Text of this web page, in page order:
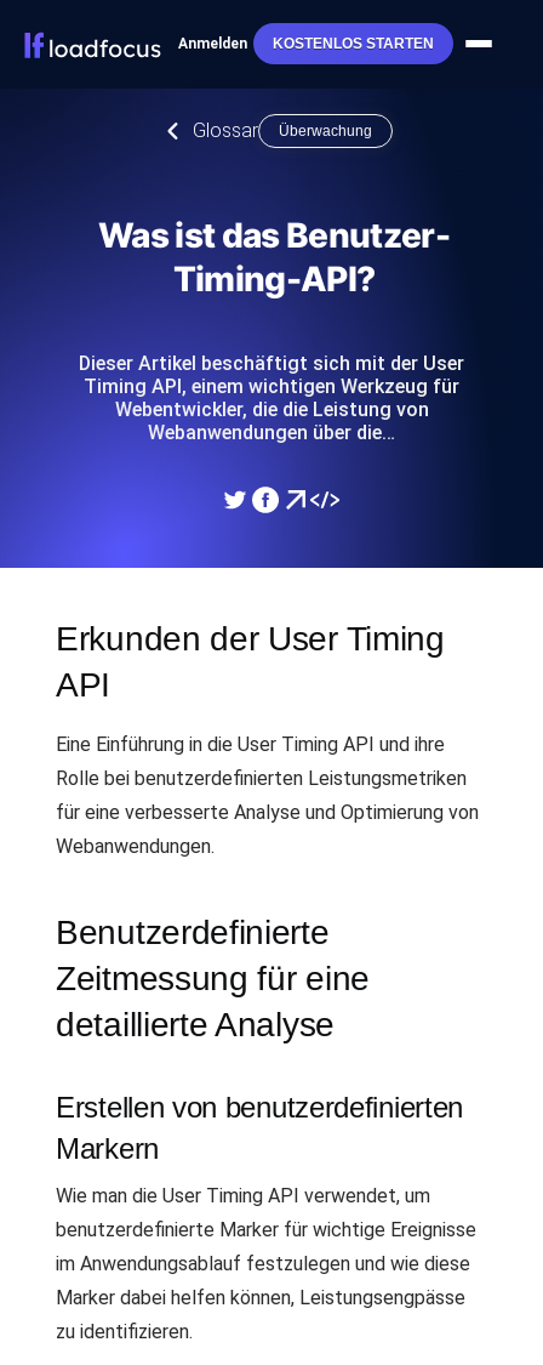
Anmelden KOSTENLOS STARTEN
Glossar Überwachung
Was ist das Benutzer-
Timing-API?
Dieser Artikel beschäftigt sich mit der User
Timing API, einem wichtigen Werkzeug für
Webentwickler, die die Leistung von
Webanwendungen über die…
Erkunden der User Timing
API
Eine Einführung in die User Timing API und ihre
Rolle bei benutzerdefinierten Leistungsmetriken
für eine verbesserte Analyse und Optimierung von
Webanwendungen.
Benutzerdefinierte
Zeitmessung für eine
detaillierte Analyse
Erstellen von benutzerdefinierten
Markern
Wie man die User Timing API verwendet, um
benutzerdefinierte Marker für wichtige Ereignisse
im Anwendungsablauf festzulegen und wie diese
Marker dabei helfen können, Leistungsengpässe
zu identifizieren.